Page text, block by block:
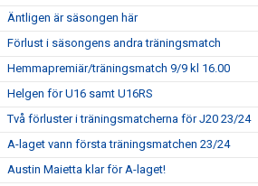
Äntligen är säsongen här
Förlust i säsongens andra träningsmatch
Hemmapremiär/träningsmatch 9/9 kl 16.00
Helgen för U16 samt U16RS
Två förluster i träningsmatcherna för J20 23/24
A-laget vann första träningsmatchen 23/24
Austin Maietta klar för A-laget!